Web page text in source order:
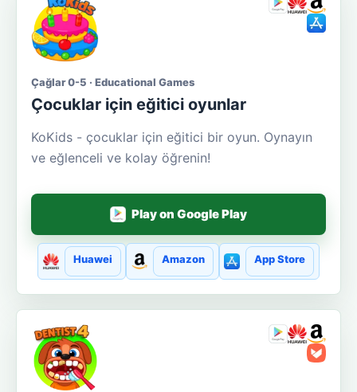
Çağlar 0-5 · Educational Games
Çocuklar için eğitici oyunlar
KoKids - çocuklar için eğitici bir oyun. Oynayın
ve eğlenceli ve kolay öğrenin!
Play on Google Play
Huawei Amazon App Store